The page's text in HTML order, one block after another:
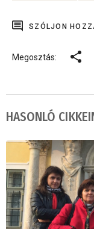
SZÓLJON
Megosztás:
HASONLÓ